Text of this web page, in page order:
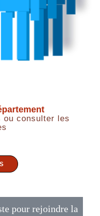
ou consulter les
pour rejoindre la